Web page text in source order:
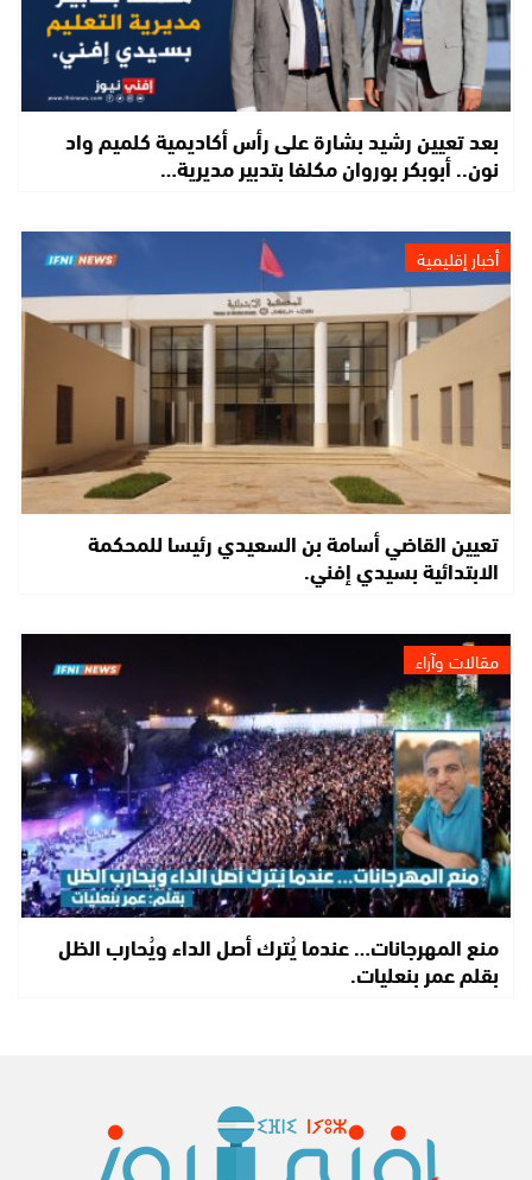
بعد تعيين رشيد بشارة على رأس أكاديمية كلميم واد
نون.. أبوبكر بوروان مكلفا بتدبير مديرية…
أخبار إقليمية
تعيين القاضي أسامة بن السعيدي رئيسا للمحكمة
الابتدائية بسيدي إفني.
مقالات وآراء
منع المهرجانات… عندما يُترك أصل الداء ويُحارب الظل
بقلم عمر بنعليات.